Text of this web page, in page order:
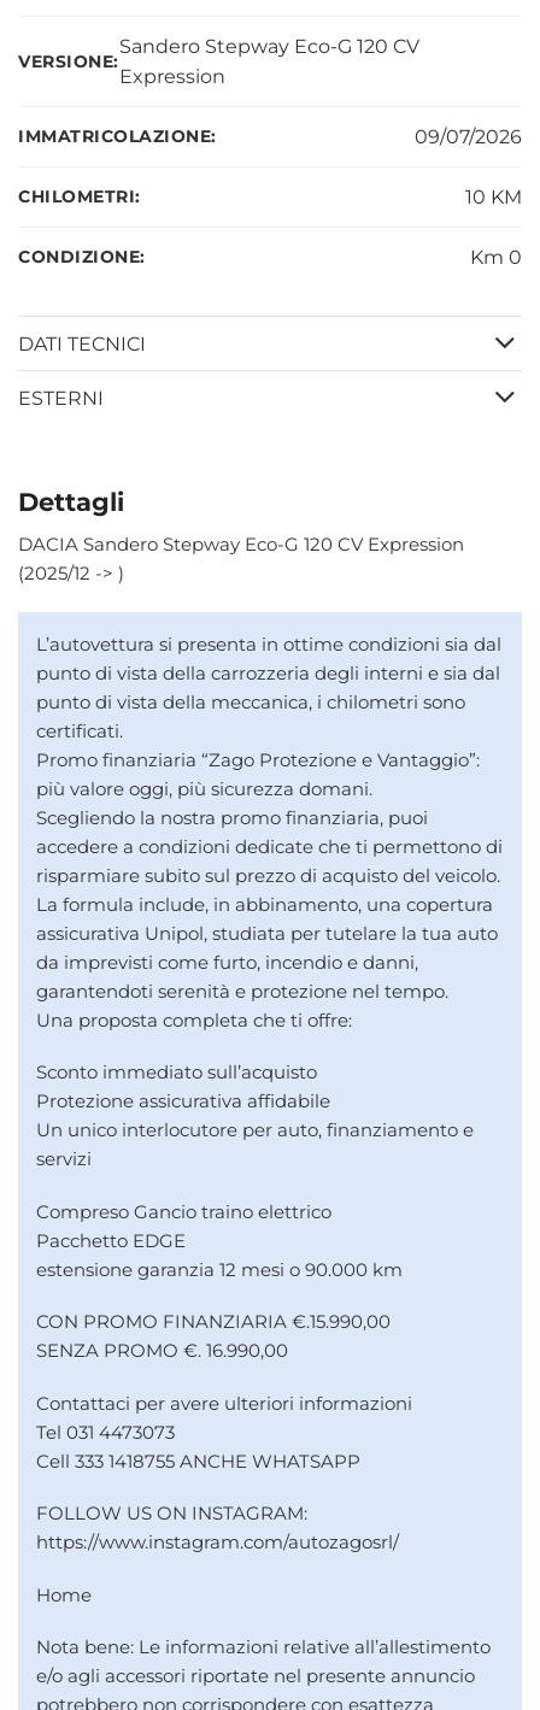
VERSIONE:
Sandero Stepway Eco-G 120 CV
Expression
IMMATRICOLAZIONE: 09/07/2026
CHILOMETRI: 10 KM
CONDIZIONE: Km 0
DATI TECNICI
ESTERNI
Dettagli
DACIA Sandero Stepway Eco-G 120 CV Expression
(2025/12 -> )
L’autovettura si presenta in ottime condizioni sia dal
punto di vista della carrozzeria degli interni e sia dal
punto di vista della meccanica, i chilometri sono
certificati.
Promo finanziaria “Zago Protezione e Vantaggio”:
più valore oggi, più sicurezza domani.
Scegliendo la nostra promo finanziaria, puoi
accedere a condizioni dedicate che ti permettono di
risparmiare subito sul prezzo di acquisto del veicolo.
La formula include, in abbinamento, una copertura
assicurativa Unipol, studiata per tutelare la tua auto
da imprevisti come furto, incendio e danni,
garantendoti serenità e protezione nel tempo.
Una proposta completa che ti offre:
Sconto immediato sull’acquisto
Protezione assicurativa affidabile
Un unico interlocutore per auto, finanziamento e
servizi
Compreso Gancio traino elettrico
Pacchetto EDGE
estensione garanzia 12 mesi o 90.000 km
CON PROMO FINANZIARIA €.15.990,00
SENZA PROMO €. 16.990,00
Contattaci per avere ulteriori informazioni
Tel 031 4473073
Cell 333 1418755 ANCHE WHATSAPP
FOLLOW US ON INSTAGRAM:
https://www.instagram.com/autozagosrl/
Home
Nota bene: Le informazioni relative all’allestimento
e/o agli accessori riportate nel presente annuncio
potrebbero non corrispondere con esattezza